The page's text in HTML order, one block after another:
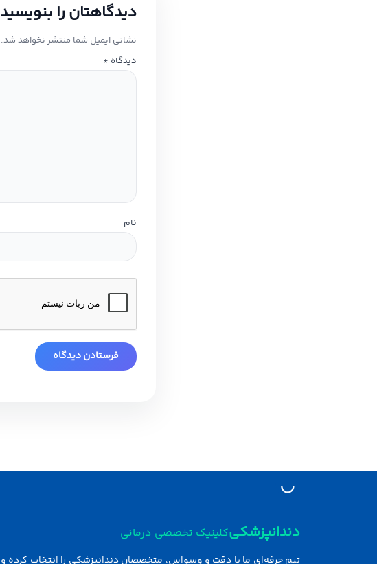
دیدگاهتان را بنویسید
نشانی ایمیل شما منتشر نخواهد شد.
دیدگاه *
نام
دندانپزشکیکلینیک تخصصی درمانی
تیم حرفه‌ای ما با دقت و وسواس، متخصصان دندانپزشکی را انتخاب کرده و